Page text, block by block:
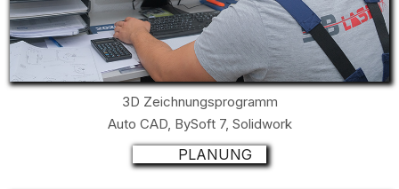
3D Zeichnungsprogramm
Auto CAD, BySoft 7, Solidwork
PLANUNG